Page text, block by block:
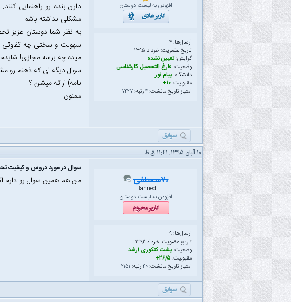
افزودن به لیست دوستان
ارسال‌ها: ۴
تاریخ عضویت: خرداد ۱۳۹۵
گرایش:تعیین نشده
وضعیت: فارغ التحصیل کارشناسی
دانشگاه:پیام نور
مقبولیت:۱۰+
امتیاز تاریخ مانشت:۴رتبه:۷۴۲۷
دارن بنده رو راهنمایی
مشکلی نداشته باشم.
به نظر شما دوستان عزیز
سهولت و سختی چه تفاوتی
میده چه برسه مجازی!
سوال دیگه ای که ذهنم رو
نامه) ارائه میشن ؟
ممنون.
۱۰ آبان ۱۳۹۵, ۱۱:۴۱ ق.ظ
۷۰مصطفی
Banned
افزودن به لیست دوستان
ارسال‌ها: ۹
تاریخ عضویت: خرداد ۱۳۹۲
وضعیت:پشت کنکوری ارشد
مقبولیت: ۲۶/۵+
امتیاز تاریخ مانشت:۴۰رتبه: ۲۱۵۱
سوال در مورد دروس و کیفیت
من هم همین سوال رو دارم